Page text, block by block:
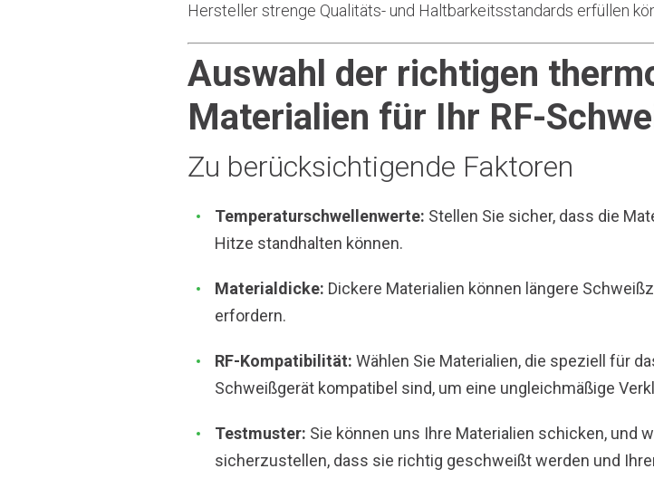
Hersteller strenge Qualitäts- und Haltbarkeitsstandards erfüllen
Auswahl der richtigen
Materialien für Ihr RF-
Zu berücksichtigende Faktoren
Temperaturschwellenwerte: Stellen Sie sicher, dass die
Hitze standhalten können.
Materialdicke: Dickere Materialien können längere
erfordern.
RF-Kompatibilität: Wählen Sie Materialien, die speziell für
Schweißgerät kompatibel sind, um eine ungleichmäßige
Testmuster: Sie können uns Ihre Materialien schicken, und
sicherzustellen, dass sie richtig geschweißt werden und